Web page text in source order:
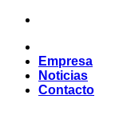
Saltar
contenido
Empresa
Noticias
Contacto